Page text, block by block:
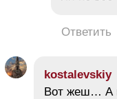
Ответить
kostalevskiy
Вот жеш… А